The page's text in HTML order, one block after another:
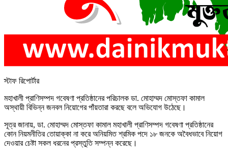
স্টাফ রিপোর্টার
মহাখালী প্রাণিসম্পদ গবেষণা প্রতিষ্ঠানের পরিচালক ডা. মোহাম্মদ মোস্তফা কামাল
অস্থায়ী বিভিন্ন জনবল নিয়োগের পাঁয়তারা করছে বলে অভিযোগ উঠেছে।
সূত্র জানায়, ডা. মোহাম্মদ মোস্তফা কামাল মহাখালী প্রাণিসম্পদ গবেষণা প্রতিষ্ঠানের
কোন নিয়মনীতির তোয়াক্কা না করে অনিয়মিত শ্রমিক পদে ১৮ জনকে অবৈধভাবে নিয়োগ
দেওয়ার চেষ্টা সকল ধরনের প্রস্তুতি সম্পন্ন করেছে।